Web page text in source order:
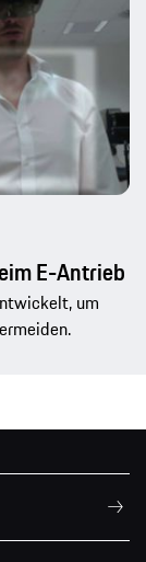
E-Antrieb
um